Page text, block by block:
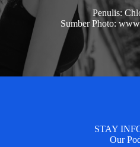
Penulis:
Sumber Photo:
STAY
Our